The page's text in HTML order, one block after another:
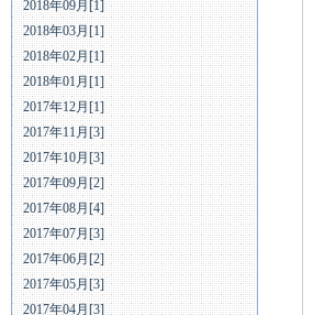
2018年09月[1]
2018年03月[1]
2018年02月[1]
2018年01月[1]
2017年12月[1]
2017年11月[3]
2017年10月[3]
2017年09月[2]
2017年08月[4]
2017年07月[3]
2017年06月[2]
2017年05月[3]
2017年04月[3]